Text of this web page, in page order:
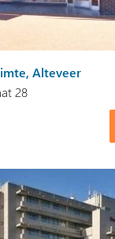
Alteveer
28